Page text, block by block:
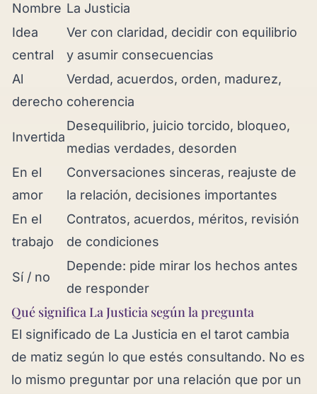
Nombre La Justicia
Idea
central
Ver con claridad, decidir con equilibrio
y asumir consecuencias
Al
derecho
Verdad, acuerdos, orden, madurez,
coherencia
Invertida
Desequilibrio, juicio torcido, bloqueo,
medias verdades, desorden
En el
amor
Conversaciones sinceras, reajuste de
la relación, decisiones importantes
En el
trabajo
Contratos, acuerdos, méritos, revisión
de condiciones
Sí / no
Depende: pide mirar los hechos antes
de responder
Qué significa La Justicia según la pregunta
El significado de La Justicia en el tarot cambia
de matiz según lo que estés consultando. No es
lo mismo preguntar por una relación que por un